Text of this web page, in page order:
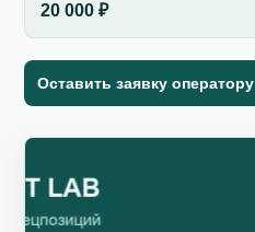
20 000 ₽
Оставить заявку оператору